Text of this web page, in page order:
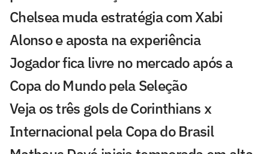
Chelsea muda estratégia com Xabi
Alonso e aposta na experiência
Jogador fica livre no mercado após a
Copa do Mundo pela Seleção
Veja os três gols de Corinthians x
Internacional pela Copa do Brasil